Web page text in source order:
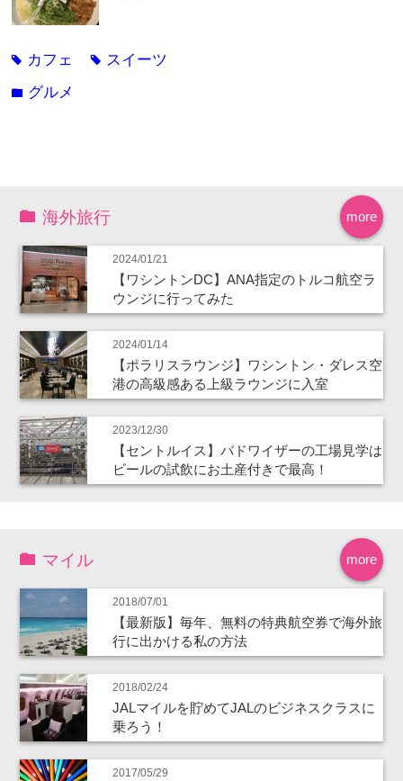
tag カフェ tag スイーツ
folder グルメ
more
海外旅行
2024/01/21
【ワシントンDC】ANA指定のトルコ航空ラ
ウンジに行ってみた
2024/01/14
【ポラリスラウンジ】ワシントン・ダレス空
港の高級感ある上級ラウンジに入室
2023/12/30
【セントルイス】バドワイザーの工場見学は
ビールの試飲にお土産付きで最高！
more
マイル
2018/07/01
【最新版】毎年、無料の特典航空券で海外旅
行に出かける私の方法
2018/02/24
JALマイルを貯めてJALのビジネスクラスに
乗ろう！
2017/05/29